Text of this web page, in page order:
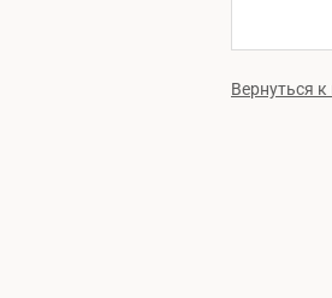
Вернуться